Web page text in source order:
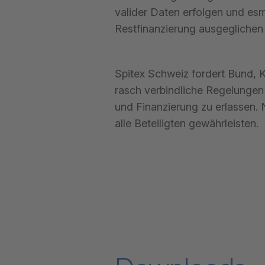
valider Daten erfolgen und
Restfinanzierung
Spitex Schweiz fordert Bund,
rasch verbindliche
und Finanzierung zu
alle Beteiligten gewährleisten.